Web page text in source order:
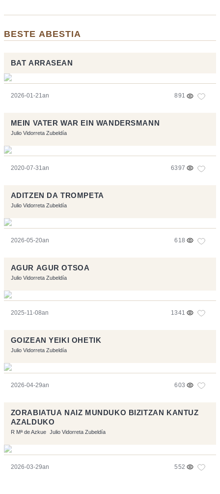
BESTE ABESTIA
BAT ARRASEAN
2026-01-21an 891
MEIN VATER WAR EIN WANDERSMANN
Julio Vidorreta Zubeldía
2020-07-31an 6397
ADITZEN DA TROMPETA
Julio Vidorreta Zubeldía
2026-05-20an 618
AGUR AGUR OTSOA
Julio Vidorreta Zubeldía
2025-11-08an 1341
GOIZEAN YEIKI OHETIK
Julio Vidorreta Zubeldía
2026-04-29an 603
ZORABIATUA NAIZ MUNDUKO BIZITZAN KANTUZ
AZALDUKO
R Mª de Azkue Julio Vidorreta Zubeldía
2026-03-29an 552